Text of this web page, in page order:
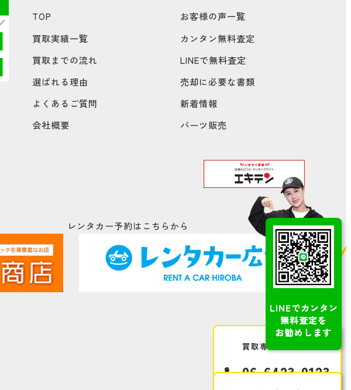
TOP
買取実績一覧
買取までの流れ
選ばれる理由
よくあるご質問
会社概要
お客様の声一覧
カンタン無料査定
LINEで無料査定
売却に必要な書類
新着情報
パーツ販売
レンタカー予約はこちらから
買取専用ダイヤル
06-6423-9123
LINEでカンタン
無料査定を
お勧めします